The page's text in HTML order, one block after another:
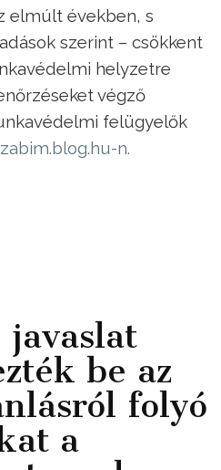
elmúlt években, s
szerint – csökkent
helyzetre
végző
felügyelők
n.
javaslat
be az
folyó
a